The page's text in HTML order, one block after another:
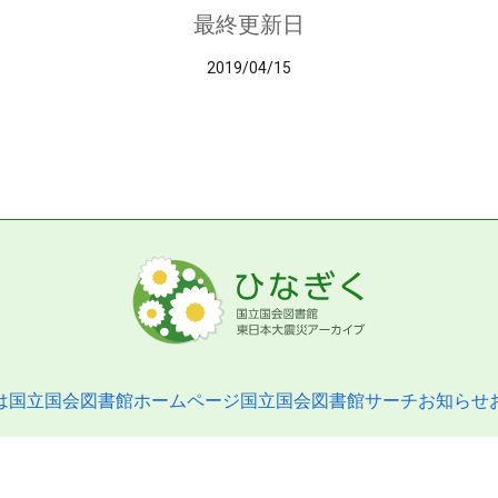
最終更新日
2019/04/15
国立国会図書館ホームページ国立国会図書館サーチお知らせ